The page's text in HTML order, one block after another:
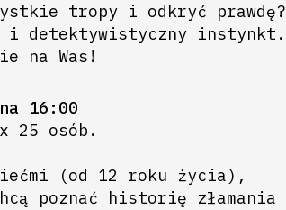
tropy i odkryć prawdę?
i detektywistyczny instynkt.
na Was!
16:00
25 osób.
(od 12 roku życia),
poznać historię złamania